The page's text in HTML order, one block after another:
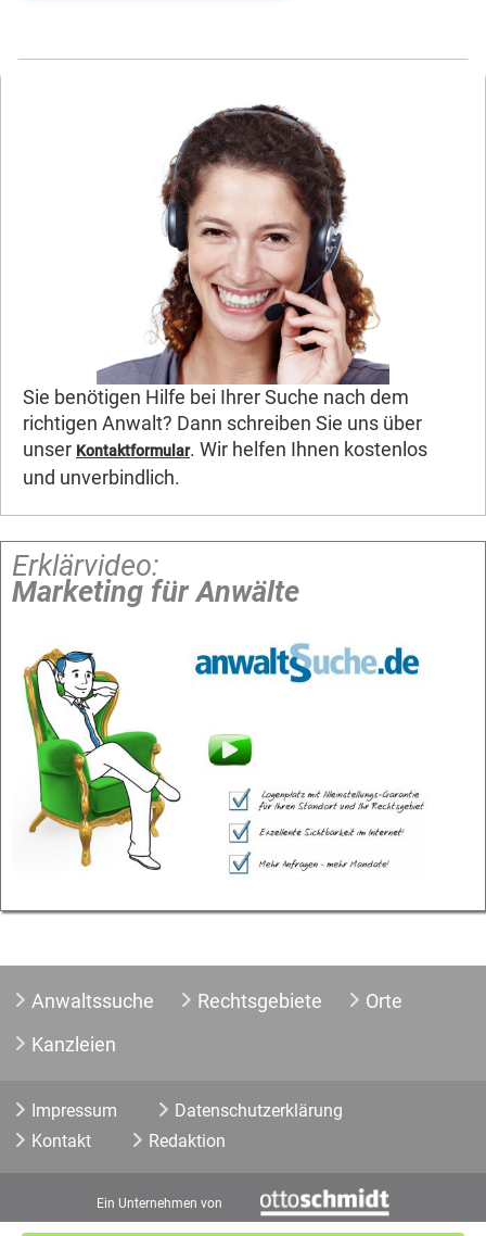
Sie benötigen Hilfe bei Ihrer Suche nach dem
richtigen Anwalt? Dann schreiben Sie uns über
unser Kontaktformular. Wir helfen Ihnen kostenlos
und unverbindlich.
Erklärvideo:
Marketing für Anwälte
Anwaltssuche Rechtsgebiete
Orte
Kanzleien
Impressum
Datenschutzerklärung
Kontakt
Redaktion
Ein Unternehmen von